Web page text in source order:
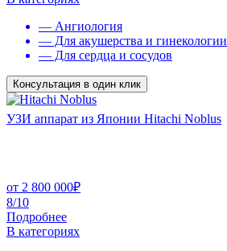
— Ангиология
— Для акушерства и гинекологии
— Для сердца и сосудов
Консультация в один клик
УЗИ аппарат из Японии Hitachi Noblus
от 2 800 000₽
8/10
Подробнее
В категориях